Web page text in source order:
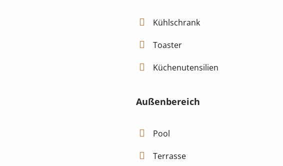
Kühlschrank
Toaster
Küchenutensilien
Außenbereich
Pool
Terrasse